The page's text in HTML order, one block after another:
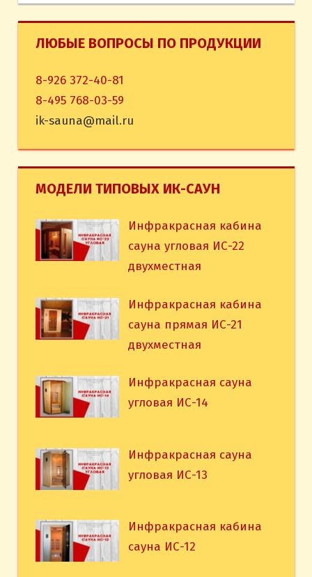
ЛЮБЫЕ ВОПРОСЫ ПО ПРОДУКЦИИ
8-926 372-40-81
8-495 768-03-59
ik-sauna@mail.ru
МОДЕЛИ ТИПОВЫХ ИК-САУН
Инфракрасная кабина
сауна угловая ИС-22
двухместная
Инфракрасная кабина
сауна прямая ИС-21
двухместная
Инфракрасная сауна
угловая ИС-14
Инфракрасная сауна
угловая ИС-13
Инфракрасная кабина
сауна ИС-12